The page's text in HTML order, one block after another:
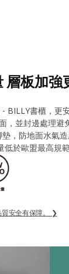
層板加強
BILLY書櫃，更
，並封邊處理避
，防地面水氣造
低於歐盟最高規
質安全有保障。 ❯